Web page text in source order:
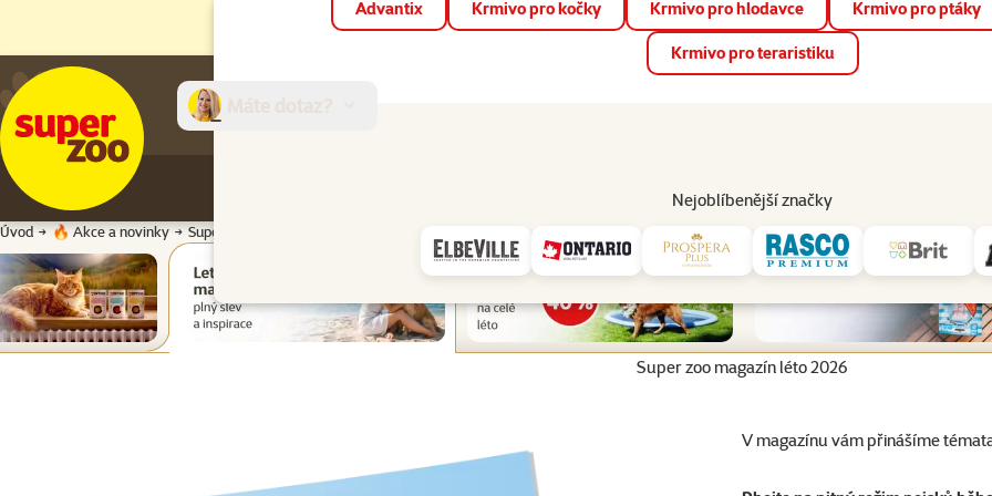
📱 Stáhněte si novou aplikaci Super zoo.Více informací
Advantix Krmivo pro kočky Krmivo pro hlodavce Krmivo pro ptáky
Krmivo pro teraristiku
Nejoblíbenější značky
Prodejny Služby
Úvod 🔥 Akce a novinky Super zoo magazín léto 2026
Super zoo magazín léto 2026
V magazínu vám přinášíme